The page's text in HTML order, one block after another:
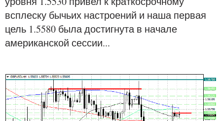
всплеску бычьих настроений и наша первая
цель 1.5580 была достигнута в начале
американской сессии...